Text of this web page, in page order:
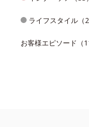
ライフスタイル（
お客様エピソード（